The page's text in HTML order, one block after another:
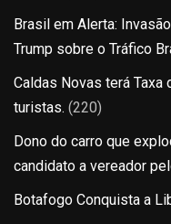
Brasil em Alerta:
Trump sobre o Tráfico
Caldas Novas terá Taxa
turistas. (220)
Dono do carro que
candidato a vereador
Botafogo Conquista a